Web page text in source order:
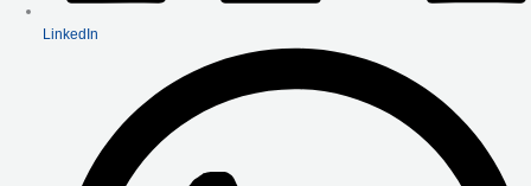
LinkedIn